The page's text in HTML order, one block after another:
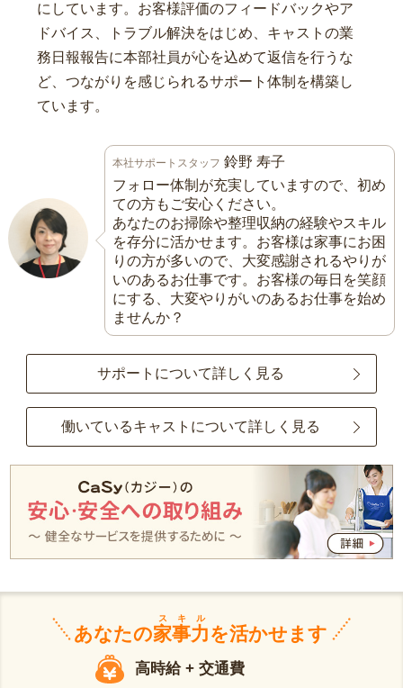
にしています。お客様評価のフィードバックやア
ドバイス、トラブル解決をはじめ、キャストの業
務日報報告に本部社員が心を込めて返信を行うな
ど、つながりを感じられるサポート体制を構築し
ています。
本社サポートスタッフ 鈴野 寿子
フォロー体制が充実していますので、初め
ての方もご安心ください。
あなたのお掃除や整理収納の経験やスキル
を存分に活かせます。お客様は家事にお困
りの方が多いので、大変感謝されるやりが
いのあるお仕事です。お客様の毎日を笑顔
にする、大変やりがいのあるお仕事を始め
ませんか？
サポートについて詳しく見る
働いているキャストについて詳しく見る
あなたの家事力
スキル
を活かせます
高時給 + 交通費